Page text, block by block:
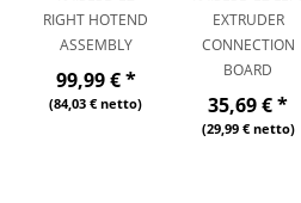
RIGHT HOTEND
ASSEMBLY
99,99 €*
(84,03 € netto)
EXTRUDER
CONNECTION
BOARD
35,69 €*
(29,99 € netto)